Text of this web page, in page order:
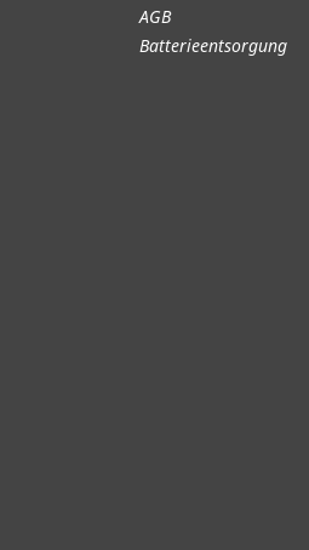
AGB
Batterieentsorgung